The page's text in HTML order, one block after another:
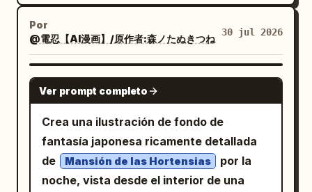
Debajo de eso, coloca 1 imagen de
fantasía horizontal grande que abarque
casi todo el ancho. Debajo de la imagen
grande, añade exactamente 3 líneas
cortas de texto de leyenda en blanco
alineadas a la izquierda. En la parte
inferior, coloca 1 imagen de fantasía
horizontal grande final que abarque casi
todo el ancho. Total de paneles de
imagen visibles: exactamente 6,
Por
@電忍【AI漫画】/原作者:森ノたぬきつね
30 jul 2026
GPT IMAGE 2
Ver prompt completo
Crea una ilustración de fondo de
fantasía japonesa ricamente detallada
de
Mansión de las Hortensias
por la
noche, vista desde el interior de una